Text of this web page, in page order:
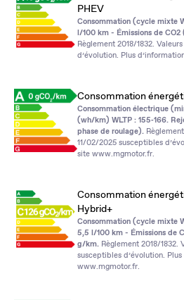
PHEV
Consommation (cycle mixte
l/100 km - Émissions de
Règlement 2018/1832.
d’évolution. Plus
Consommation
Consommation électrique
(wh/km) WLTP : 155‑166.
phase de roulage).
11/02/2025 susceptibles
site www.mgmotor.fr.
Consommation
Hybrid+
Consommation (cycle mixte
5,5 l/100 km - Émissions de
g/km. Règlement 2018/1832.
susceptibles d’évolution.
www.mgmotor.fr.